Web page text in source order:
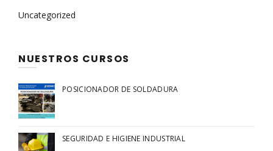
Uncategorized
NUESTROS CURSOS
POSICIONADOR DE SOLDADURA
SEGURIDAD E HIGIENE INDUSTRIAL